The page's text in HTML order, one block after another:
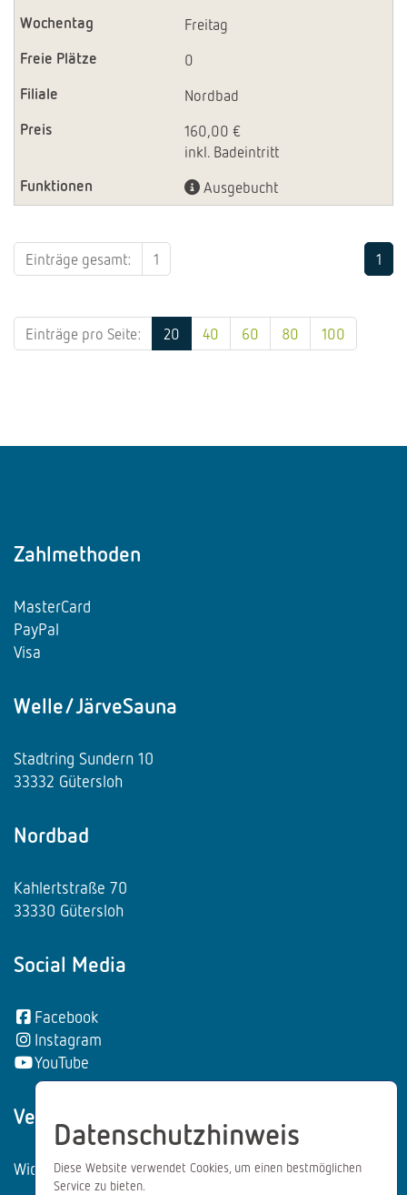
Freitag
0
Nordbad
160,00 €
inkl. Badeintritt
Ausgebucht
1
Einträge gesamt: 1
Einträge pro Seite: 20 40 60 80 100
Zahlmethoden
MasterCard
PayPal
Visa
Welle/JärveSauna
Stadtring Sundern 10
33332 Gütersloh
Nordbad
Kahlertstraße 70
33330 Gütersloh
Social Media
Facebook
Instagram
YouTube
Vertrag wiederrufen:
Widerrufsformular
Datenschutzhinweis
Diese Website verwendet Cookies, um einen bestmöglichen
Service zu bieten.